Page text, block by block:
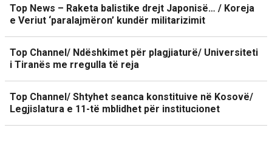
Top News – Raketa balistike drejt Japonisë… / Koreja
e Veriut ‘paralajmëron’ kundër militarizimit
Top Channel/ Ndëshkimet për plagjiaturë/ Universiteti
i Tiranës me rregulla të reja
Top Channel/ Shtyhet seanca konstituive në Kosovë/
Legjislatura e 11-të mblidhet për institucionet